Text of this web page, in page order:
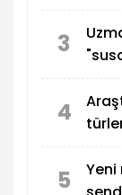
3
4
5